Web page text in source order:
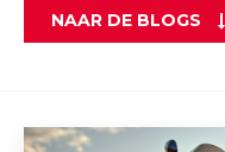
NAAR DE BLOGS